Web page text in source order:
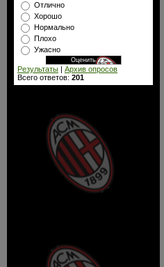
Отлично
Хорошо
Нормально
Плохо
Ужасно
Результаты | Архив опросов
Всего ответов: 201